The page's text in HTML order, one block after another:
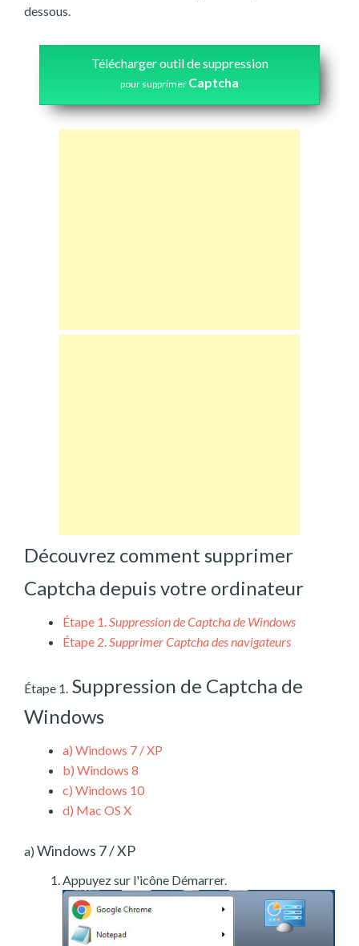
dessous.
Télécharger outil de suppression
pour supprimer Captcha
Découvrez comment supprimer
Captcha depuis votre ordinateur
Étape 1.Suppression de Captcha de Windows
Étape 2.Supprimer Captcha des navigateurs
Étape 1. Suppression de Captcha de
Windows
a) Windows 7 / XP
b) Windows 8
c) Windows 10
d) Mac OS X
a) Windows 7 / XP
Appuyez sur l'icône Démarrer.